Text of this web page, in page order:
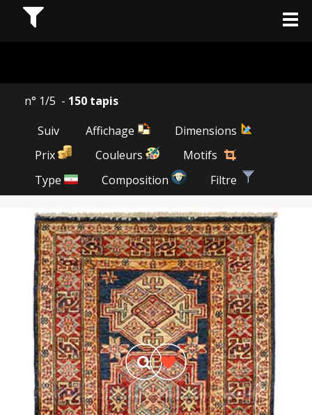
n° 1/5 - 150 tapis
Suiv
Affichage
Dimensions
Prix
Couleurs
Motifs
Type
Composition Filtre